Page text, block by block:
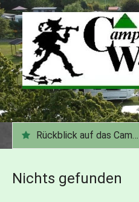
Zum
Inhalt
springen
Rückblick auf das Campingjahr 2025
Nichts gefunden